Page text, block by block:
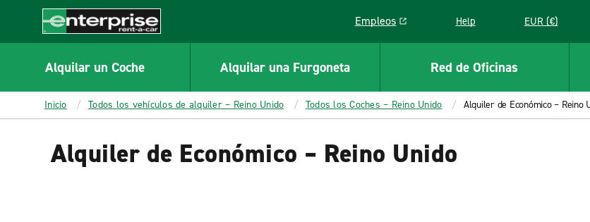
CONTENT
Enterprise
Empleos
Link opens in a new window
Help EUR (€)
Alquilar un Coche Alquilar una Furgoneta Red de Oficinas
Inicio Todos los vehículos de alquiler – Reino Unido Todos los Coches – Reino Unido Alquiler de Económico – Reino
Alquiler de Económico – Reino Unido